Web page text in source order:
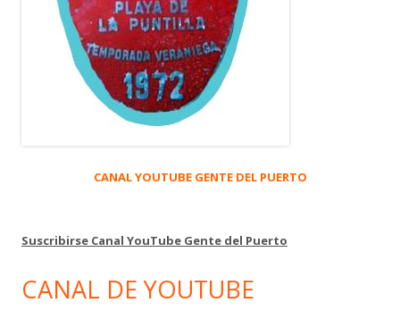
CANAL YOUTUBE GENTE DEL PUERTO
Suscribirse Canal YouTube Gente del Puerto
CANAL DE YOUTUBE